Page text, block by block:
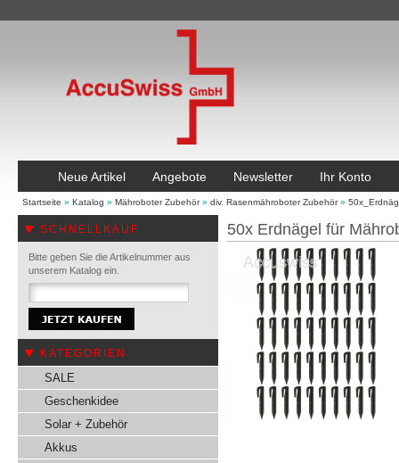
Neue Artikel Angebote Newsletter Ihr Konto
Startseite » Katalog » Mähroboter Zubehör» div. Rasenmähroboter Zubehör»
SCHNELLKAUF
Bitte geben Sie die Artikelnummer aus
unserem Katalog ein.
KATEGORIEN
SALE
Geschenkidee
Solar + Zubehör
Akkus
50x Erdnägel für